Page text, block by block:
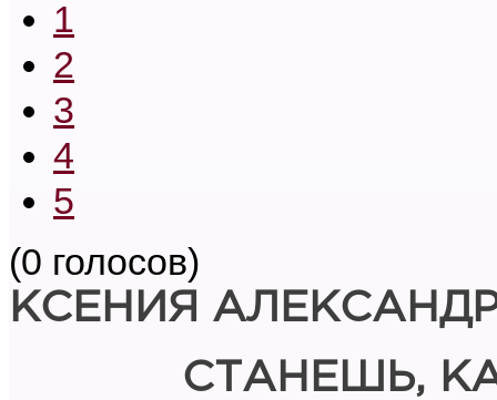
1
2
3
4
5
(0 голосов)
КСЕНИЯ
СТАНЕШЬ,